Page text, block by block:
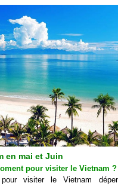
en mai et Juin
pour visiter le Vietnam ?
visiter le Vietnam